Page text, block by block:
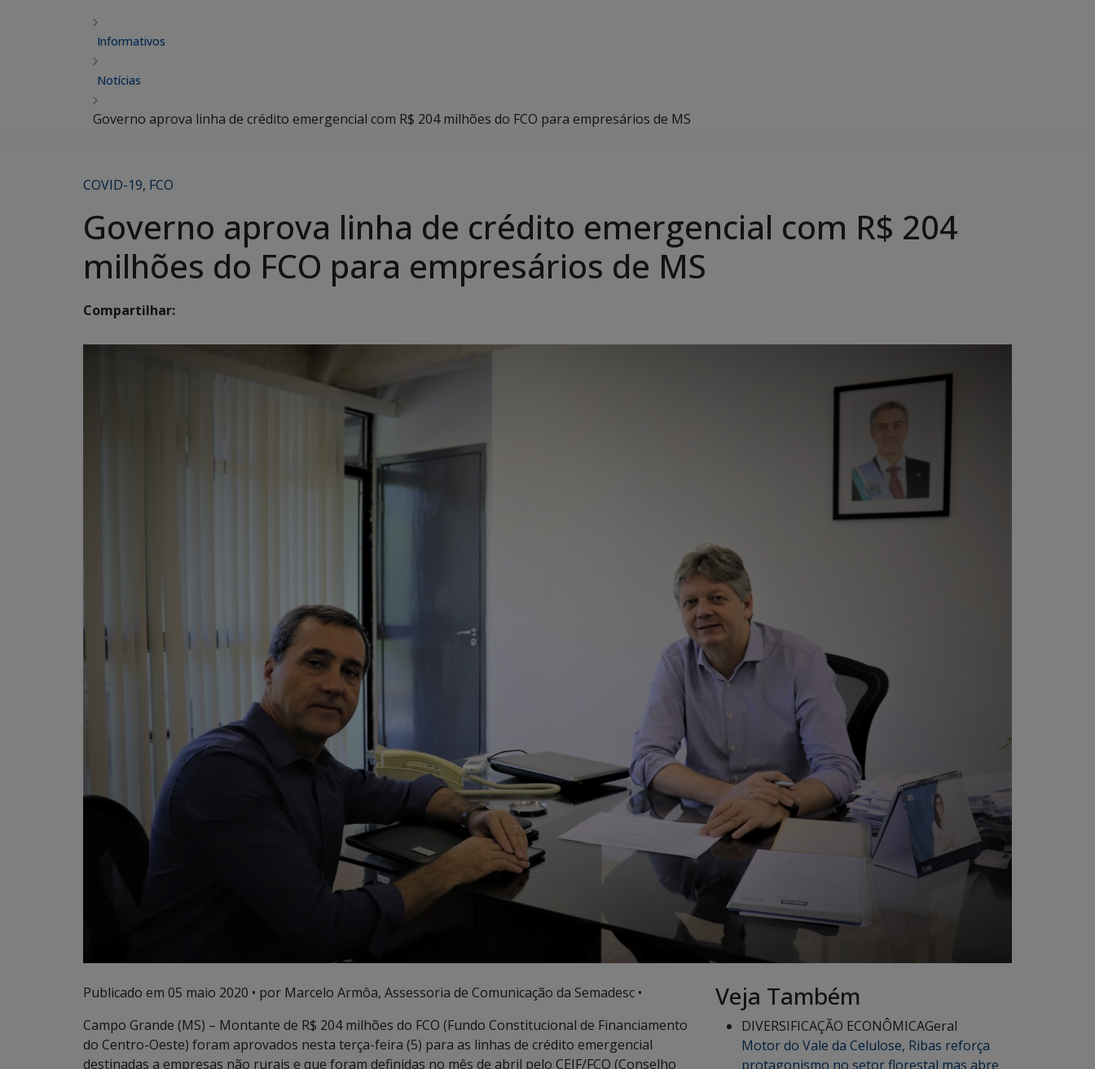
Informativos
Notícias
Governo aprova linha de crédito emergencial com R$ 204 milhões do FCO para empresários de MS
COVID-19, FCO
Governo aprova linha de crédito emergencial com R$ 204
milhões do FCO para empresários de MS
Compartilhar:
Publicado em 05 maio 2020 • por Marcelo Armôa, Assessoria de Comunicação da Semadesc •
Campo Grande (MS) – Montante de R$ 204 milhões do FCO (Fundo Constitucional de Financiamento
do Centro-Oeste) foram aprovados nesta terça-feira (5) para as linhas de crédito emergencial
destinadas a empresas não rurais e que foram definidas no mês de abril pelo CEIF/FCO (Conselho
Veja Também
DIVERSIFICAÇÃO ECONÔMICAGeral
Motor do Vale da Celulose, Ribas reforça
protagonismo no setor florestal mas abre